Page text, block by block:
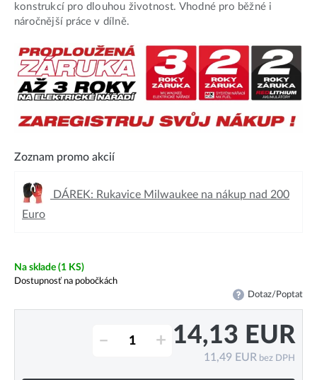
konstrukcí pro dlouhou životnost. Vhodné pro běžné i
náročnější práce v dílně.
Zoznam promo akcií
DÁREK: Rukavice Milwaukee na nákup nad 200
Euro
Na sklade (1 KS)
Dostupnosť na pobočkách
Dotaz/Poptat
– + 14,13 EUR
11,49 EUR bez DPH